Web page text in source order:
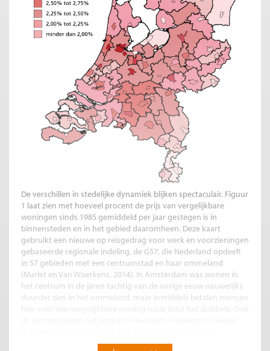
De verschillen in stedelijke dynamiek blijken spectaculair. Figuur
1 laat zien met hoeveel procent de prijs van vergelijkbare
woningen sinds 1985 gemiddeld per jaar gestegen is in
binnensteden en in het gebied daaromheen. Deze kaart
gebruikt een nieuwe op reisgedrag voor werk en voorzieningen
gebaseerde regionale indeling, de G57, die Nederland opdeelt
in 57 gebieden met een centrumstad en haar ommeland
(Marlet en Van Woerkens, 2014). In Amsterdam was wonen in
het centrum in de jaren tachtig van de vorige eeuw nauwelijks
duurder dan in het ommeland, maar inmiddels betalen mensen
Nederland wordt de groei juist voor een belangrijk deel